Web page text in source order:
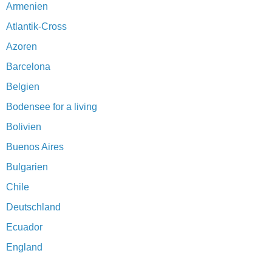
Armenien
Atlantik-Cross
Azoren
Barcelona
Belgien
Bodensee for a living
Bolivien
Buenos Aires
Bulgarien
Chile
Deutschland
Ecuador
England